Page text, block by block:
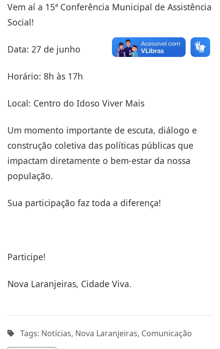
Vem aí a 15ª Conferência Municipal de Assistência
Social!
Data: 27 de junho
Horário: 8h às 17h
Local: Centro do Idoso Viver Mais
Um momento importante de escuta, diálogo e
construção coletiva das políticas públicas que
impactam diretamente o bem-estar da nossa
população.
Sua participação faz toda a diferença!
Participe!
Nova Laranjeiras, Cidade Viva.
Tags: Notícias, Nova Laranjeiras, Comunicação